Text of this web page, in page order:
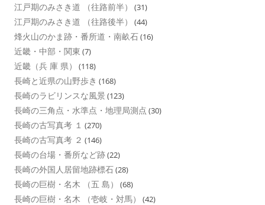
江戸期のみさき道 （往路前半） (31)
江戸期のみさき道 （往路後半） (44)
烽火山のかま跡・番所道・南畝石(16)
近畿・中部・関東 (7)
近畿（兵 庫 県） (118)
長崎と近県の山野歩き (168)
長崎のラビリンスな風景 (123)
長崎の三角点・水準点・地理局測点 (30)
長崎の古写真考 １ (270)
長崎の古写真考 ２ (146)
長崎の台場・番所など跡(22)
長崎の外国人居留地跡標石(28)
長崎の巨樹・名木 （五 島） (68)
長崎の巨樹・名木 （壱岐・対馬） (42)